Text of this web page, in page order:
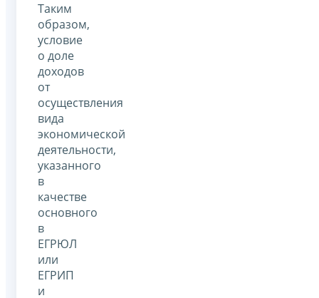
Таким
образом,
условие
о доле
доходов
от
осуществления
вида
экономической
деятельности,
указанного
в
качестве
основного
в
ЕГРЮЛ
или
ЕГРИП
и